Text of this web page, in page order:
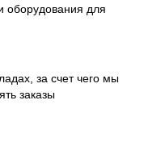
оборудования для
за счет чего мы
заказы